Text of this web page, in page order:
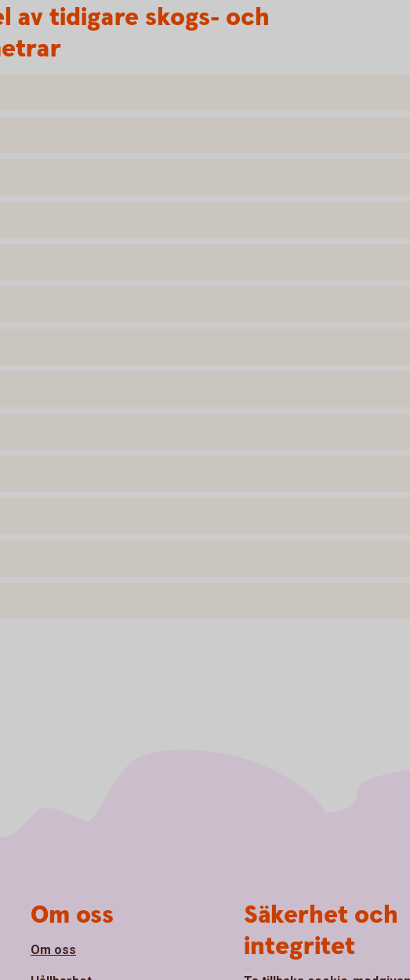
av tidigare skogs- och
Om oss
Om oss
Säkerhet och
integritet